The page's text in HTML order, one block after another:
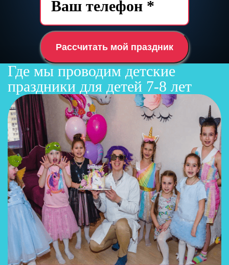
Рассчитать мой праздник
Где мы проводим детские
праздники для детей 7-8 лет